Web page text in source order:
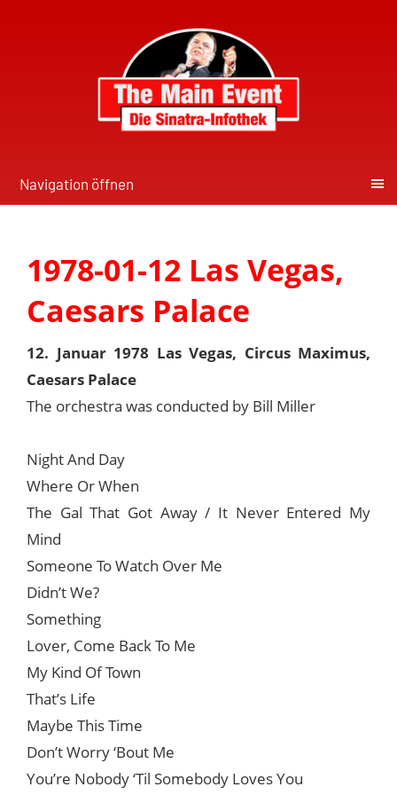
Navigation öffnen
1978-01-12 Las Vegas,
Caesars Palace
12. Januar 1978 Las Vegas, Circus Maximus,
Caesars Palace
The orchestra was conducted by Bill Miller
Night And Day
Where Or When
The Gal That Got Away / It Never Entered My
Mind
Someone To Watch Over Me
Didn’t We?
Something
Lover, Come Back To Me
My Kind Of Town
That’s Life
Maybe This Time
Don’t Worry ‘Bout Me
You’re Nobody ‘Til Somebody Loves You